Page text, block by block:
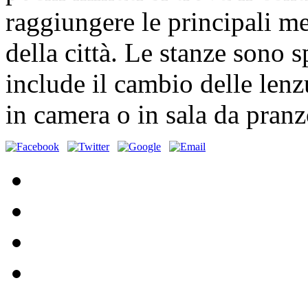
raggiungere le principali
della città. Le stanze sono
include il cambio delle
in camera o in sala da